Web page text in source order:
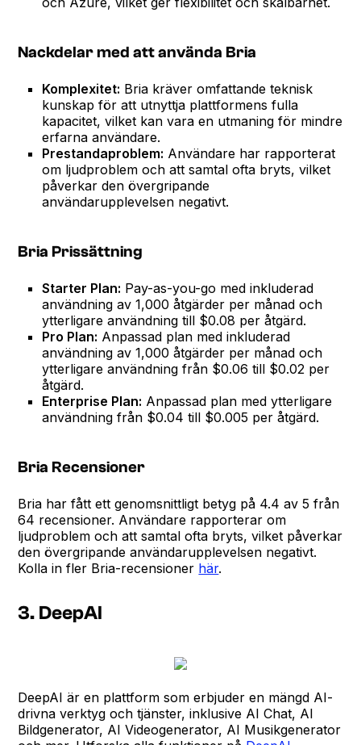
Nackdelar med att använda Bria
Komplexitet: Bria kräver omfattande teknisk
kunskap för att utnyttja plattformens fulla
kapacitet, vilket kan vara en utmaning för mindre
erfarna användare.
Prestandaproblem: Användare har rapporterat
om ljudproblem och att samtal ofta bryts, vilket
påverkar den övergripande
användarupplevelsen negativt.
Bria Prissättning
Starter Plan: Pay-as-you-go med inkluderad
användning av 1,000 åtgärder per månad och
ytterligare användning till $0.08 per åtgärd.
Pro Plan: Anpassad plan med inkluderad
användning av 1,000 åtgärder per månad och
ytterligare användning från $0.06 till $0.02 per
åtgärd.
Enterprise Plan: Anpassad plan med ytterligare
användning från $0.04 till $0.005 per åtgärd.
Bria Recensioner
Bria har fått ett genomsnittligt betyg på 4.4 av 5 från
64 recensioner. Användare rapporterar om
ljudproblem och att samtal ofta bryts, vilket påverkar
den övergripande användarupplevelsen negativt.
Kolla in fler Bria-recensioner här.
3. DeepAI
DeepAI är en plattform som erbjuder en mängd AI-
drivna verktyg och tjänster, inklusive AI Chat, AI
Bildgenerator, AI Videogenerator, AI Musikgenerator